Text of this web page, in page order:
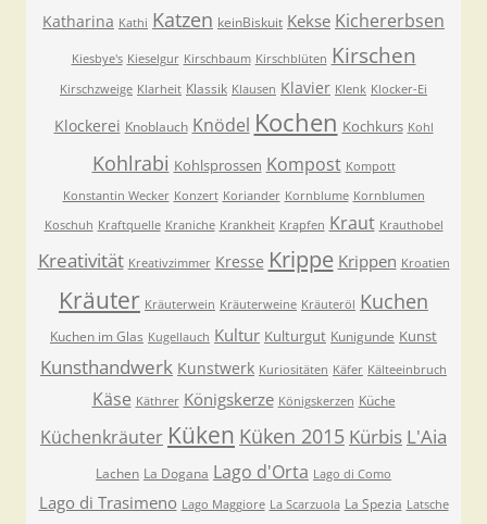
Katharina Kathi Katzen keinBiskuit Kekse Kichererbsen
Kiesbye's Kieselgur Kirschbaum Kirschblüten Kirschen
Kirschzweige Klarheit Klassik Klausen Klavier Klenk Klocker-Ei
Klockerei Knoblauch Knödel Kochen Kochkurs Kohl
Kohlrabi Kohlsprossen Kompost Kompott
Konstantin Wecker Konzert Koriander Kornblume Kornblumen
Koschuh Kraftquelle Kraniche Krankheit Krapfen Kraut Krauthobel
Kreativität Kreativzimmer Kresse Krippe Krippen Kroatien
Kräuter Kräuterwein Kräuterweine Kräuteröl Kuchen
Kuchen im Glas Kugellauch Kultur Kulturgut Kunigunde Kunst
Kunsthandwerk Kunstwerk Kuriositäten Käfer Kälteeinbruch
Käse Käthrer Königskerze Königskerzen Küche
Küchenkräuter Küken Küken 2015 Kürbis L'Aia
Lachen La Dogana Lago d'Orta Lago di Como
Lago di Trasimeno Lago Maggiore La Scarzuola La Spezia Latsche